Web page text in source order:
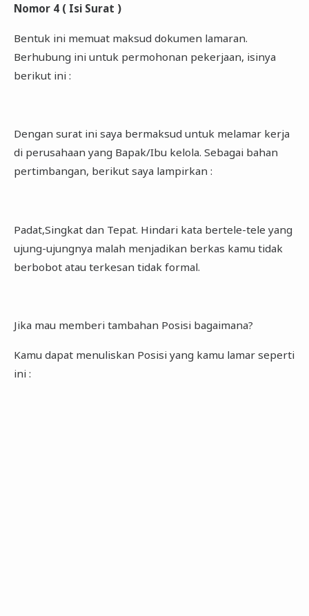
Nomor 4 ( Isi Surat )
Bentuk ini memuat maksud dokumen lamaran.
Berhubung ini untuk permohonan pekerjaan, isinya
berikut ini :
Dengan surat ini saya bermaksud untuk melamar kerja
di perusahaan yang Bapak/Ibu kelola. Sebagai bahan
pertimbangan, berikut saya lampirkan :
Padat,Singkat dan Tepat. Hindari kata bertele-tele yang
ujung-ujungnya malah menjadikan berkas kamu tidak
berbobot atau terkesan tidak formal.
Jika mau memberi tambahan Posisi bagaimana?
Kamu dapat menuliskan Posisi yang kamu lamar seperti
ini :